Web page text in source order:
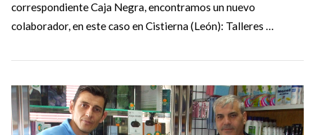
correspondiente Caja Negra, encontramos un nuevo
colaborador, en este caso en Cistierna (León): Talleres …